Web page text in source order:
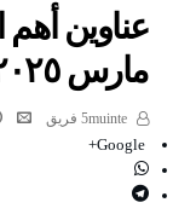
مارس ٢٠٢٥م
Google+